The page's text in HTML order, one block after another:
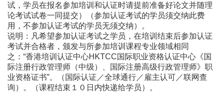
试，学员在报名参加培训和认证时请提前准备好论文并随理
论考试试卷一同提交）（参加认证考试的学员须交纳此费
用，不参加认证考试的学员无须交纳）。
说明：凡希望参加认证考试之学员，在培训结束后参加认证
考试并合格者，颁发与所参加培训课程专业领域相同
之：“香港培训认证中心HKTCC国际职业资格认证中心《国
际注册行政管理师（中级）、国际注册高级行政管理师》职
业资格证书”。（国际认证／全球通行／雇主认可／联网查
询）。（课程结束１０日内快递给学员）。